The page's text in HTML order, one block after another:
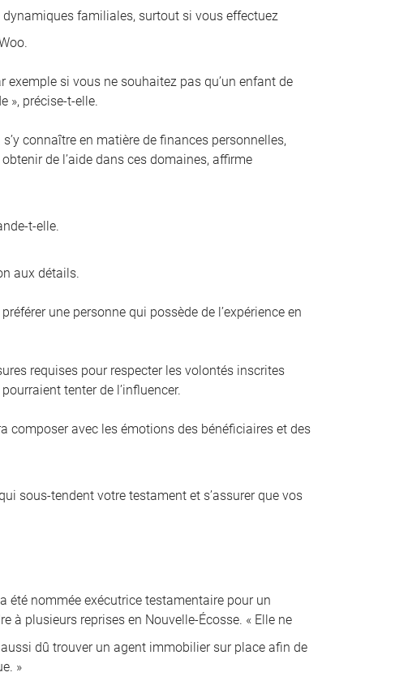
familiales, surtout si vous effectuez
exemple si vous ne souhaitez pas qu’un enfant de
», précise-t-elle.
connaître en matière de finances personnelles,
de l’aide dans ces domaines, affirme
t-elle.
aux détails.
une personne qui possède de l’expérience en
requises pour respecter les volontés inscrites
tenter de l’influencer.
composer avec les émotions des bénéficiaires et des
sous-tendent votre testament et s’assurer que vos
été nommée exécutrice testamentaire pour un
à plusieurs reprises en Nouvelle-Écosse. « Elle ne
aussi dû trouver un agent immobilier sur place afin de
»